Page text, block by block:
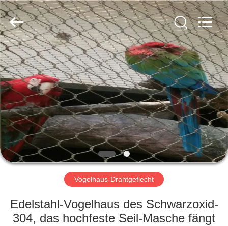
HAUS
PRODUKTE
ÜBER
UNS
FABRIK-
AUSFLUG
QUALITÄTSKONTROLLE
Metal
Wire
Mesh
Co.,Ltd.
All
Rights
Reserved.
Vogelhaus-Drahtgeflecht
Edelstahl-Vogelhaus des Schwarzoxid-
304, das hochfeste Seil-Masche fängt